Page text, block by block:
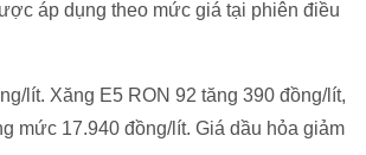
áp dụng theo mức giá tại phiên điều
lít. Xăng E5 RON 92 tăng 390 đồng/lít,
mức 17.940 đồng/lít. Giá dầu hỏa giảm